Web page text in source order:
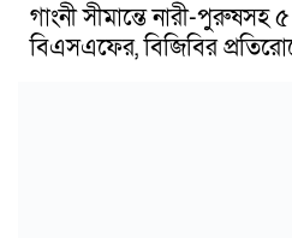
গাংনী সীমান্তে নারী-পুরুষসহ
বিএসএফের, বিজিবির